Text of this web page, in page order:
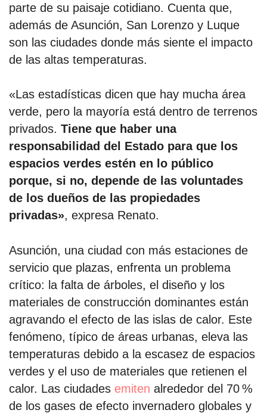
parte de su paisaje cotidiano. Cuenta que,
además de Asunción, San Lorenzo y Luque
son las ciudades donde más siente el impacto
de las altas temperaturas.
«Las estadísticas dicen que hay mucha área
verde, pero la mayoría está dentro de terrenos
privados. Tiene que haber una
responsabilidad del Estado para que los
espacios verdes estén en lo público
porque, si no, depende de las voluntades
de los dueños de las propiedades
privadas», expresa Renato.
Asunción, una ciudad con más estaciones de
servicio que plazas, enfrenta un problema
crítico: la falta de árboles, el diseño y los
materiales de construcción dominantes están
agravando el efecto de las islas de calor. Este
fenómeno, típico de áreas urbanas, eleva las
temperaturas debido a la escasez de espacios
verdes y el uso de materiales que retienen el
calor. Las ciudades emiten alrededor del 70 %
de los gases de efecto invernadero globales y